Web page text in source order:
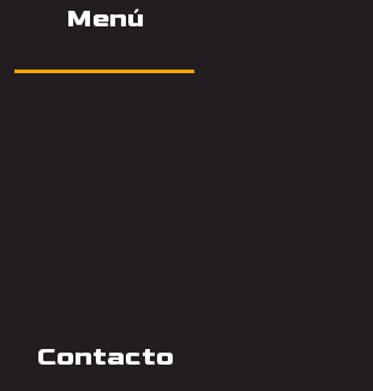
Menú
Contacto